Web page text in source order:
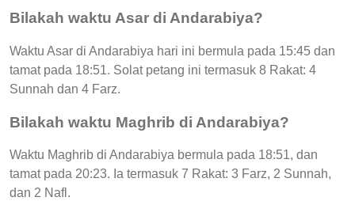
Bilakah waktu Asar di Andarabiya?
Waktu Asar di Andarabiya hari ini bermula pada 15:45 dan
tamat pada 18:51. Solat petang ini termasuk 8 Rakat: 4
Sunnah dan 4 Farz.
Bilakah waktu Maghrib di Andarabiya?
Waktu Maghrib di Andarabiya bermula pada 18:51, dan
tamat pada 20:23. Ia termasuk 7 Rakat: 3 Farz, 2 Sunnah,
dan 2 Nafl.